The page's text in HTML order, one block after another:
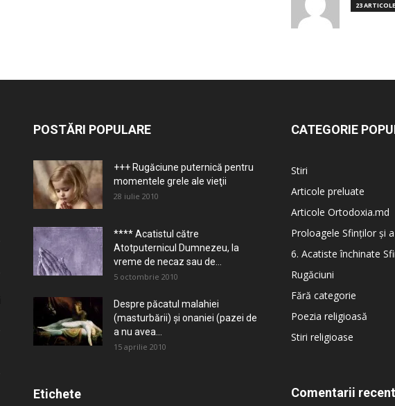
23 ARTICOLE
POSTĂRI POPULARE
+++ Rugăciune puternică pentru
momentele grele ale vieţii
28 iulie 2010
**** Acatistul către
Atotputernicul Dumnezeu, la
vreme de necaz sau de...
5 octombrie 2010
Despre păcatul malahiei
(masturbării) şi onaniei (pazei de
a nu avea...
15 aprilie 2010
Etichete
CATEGORIE
Stiri
Articole preluate
Articole Ortodoxia.md
Proloagele Sfinților și
6. Acatiste închinate
Rugăciuni
Fără categorie
Poezia religioasă
Stiri religioase
Comentarii